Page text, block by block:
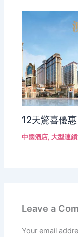
12天驚喜優
中國酒店, 大型連
Leave a
Your email